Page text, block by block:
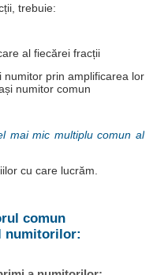
trebuie:
al fiecărei fracții
prin amplificarea lor
numitor comun
mai mic multiplu comun al
cu care lucrăm.
comun
numitorilor: